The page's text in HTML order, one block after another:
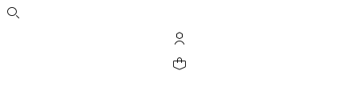
Ouvrir la barre de recherche
Compte My TAG Heuer
Votre panier contient 0 produit(s)